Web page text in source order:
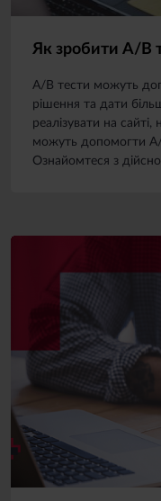
Як зробити A/B
A/B тести можуть
рішення та дати
реалізувати на
можуть допомогти А/
Ознайомтеся з